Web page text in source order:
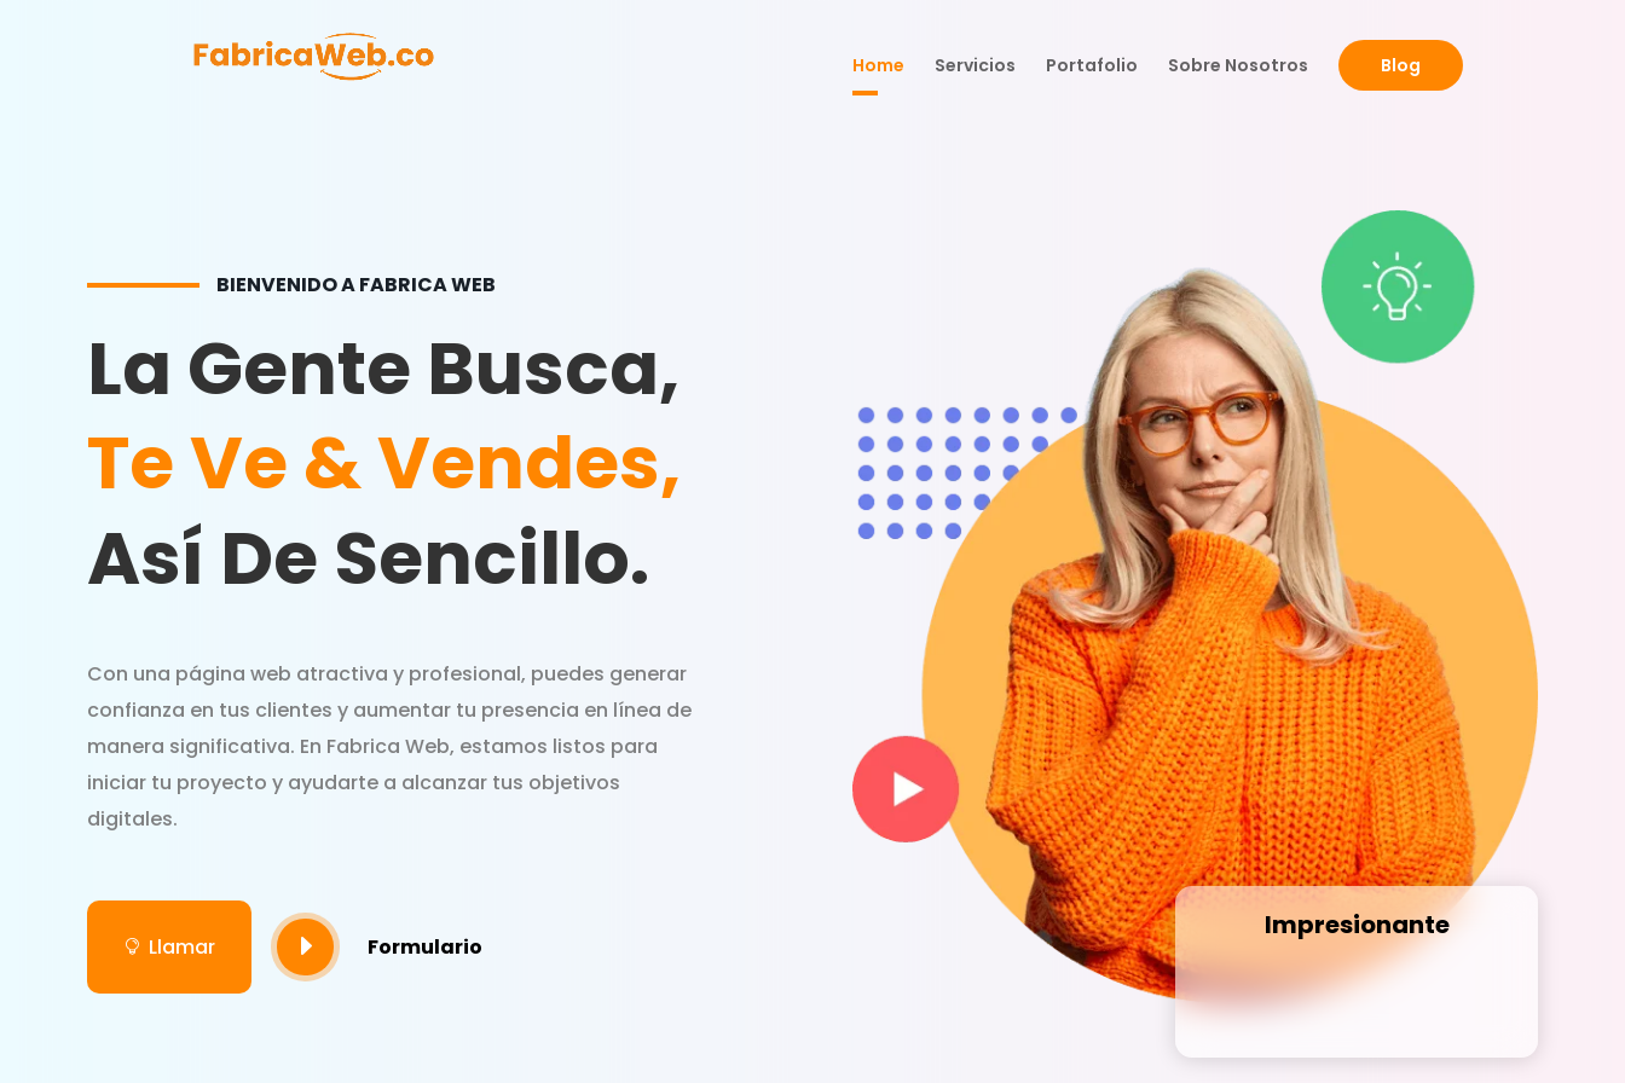
Home Servicios Portafolio Sobre Nosotros Blog
BIENVENIDO A FABRICA WEB
La Gente Busca,
Te Ve & Vendes,
Así De Sencillo.
Con una página web atractiva y profesional, puedes generar
confianza en tus clientes y aumentar tu presencia en línea de
manera significativa. En Fabrica Web, estamos listos para
iniciar tu proyecto y ayudarte a alcanzar tus objetivos
digitales.
 Llamar E Formulario
Impresionante